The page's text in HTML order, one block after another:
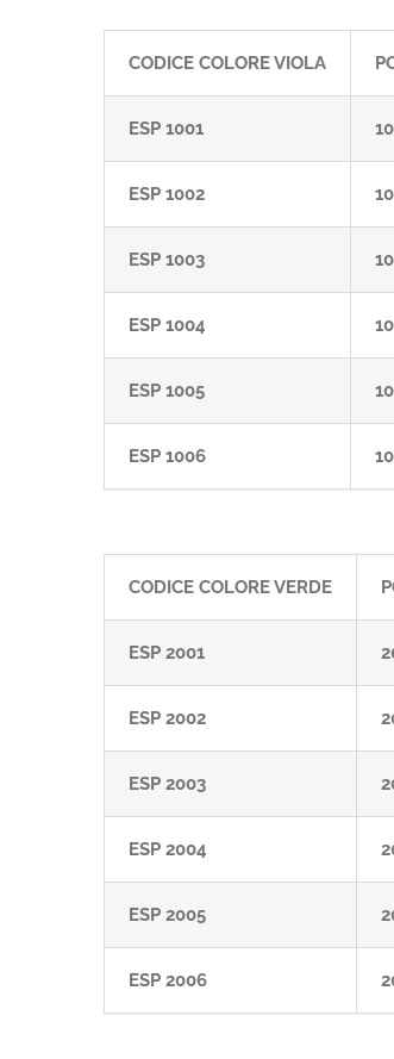
CODICE COLORE VIOLA
ESP 1001
ESP 1002
ESP 1003
ESP 1004
ESP 1005
ESP 1006
CODICE COLORE VERDE
ESP 2001
ESP 2002
ESP 2003
ESP 2004
ESP 2005
ESP 2006